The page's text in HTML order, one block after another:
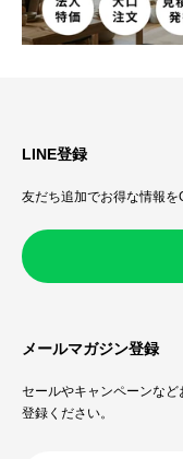
LINE登録
友だち追加でお得な情報を
メールマガジン登録
セールやキャンペーンな
登録ください。